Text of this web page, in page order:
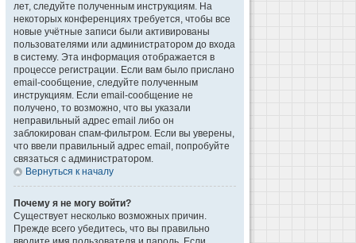
лет, следуйте полученным инструкциям. На
некоторых конференциях требуется, чтобы все
новые учётные записи были активированы
пользователями или администратором до входа
в систему. Эта информация отображается в
процессе регистрации. Если вам было прислано
email-сообщение, следуйте полученным
инструкциям. Если email-сообщение не
получено, то возможно, что вы указали
неправильный адрес email либо он
заблокирован спам-фильтром. Если вы уверены,
что ввели правильный адрес email, попробуйте
связаться с администратором.
Вернуться к началу
Почему я не могу войти?
Существует несколько возможных причин.
Прежде всего убедитесь, что вы правильно